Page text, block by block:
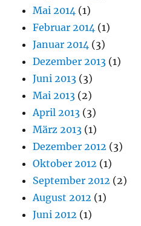
Mai 2014 (1)
Februar 2014 (1)
Januar 2014 (3)
Dezember 2013 (1)
Juni 2013 (3)
Mai 2013 (2)
April 2013 (3)
März 2013 (1)
Dezember 2012 (3)
Oktober 2012 (1)
September 2012 (2)
August 2012 (1)
Juni 2012 (1)